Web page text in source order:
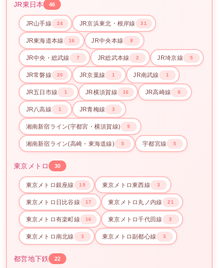
JR東日本 46
JR山手線 24 JR京浜東北・根岸線 31
JR東海道本線 16 JR中央本線 8
JR中央・総武線 7 JR総武本線 2 JR埼京線 5
JR常磐線 20 JR京葉線 1 JR南武線 1
JR五日市線 1 JR横須賀線 16 JR高崎線 6
JR八高線 1 JR青梅線 3
湘南新宿ライン(宇都宮・横須賀線) 5
湘南新宿ライン(高崎・東海道線) 5 宇都宮線 5
東京メトロ 30
東京メトロ銀座線 19 東京メトロ東西線 3
東京メトロ日比谷線 17 東京メトロ丸ノ内線 21
東京メトロ有楽町線 16 東京メトロ千代田線 3
東京メトロ南北線 3 東京メトロ副都心線 3
都営地下鉄 22